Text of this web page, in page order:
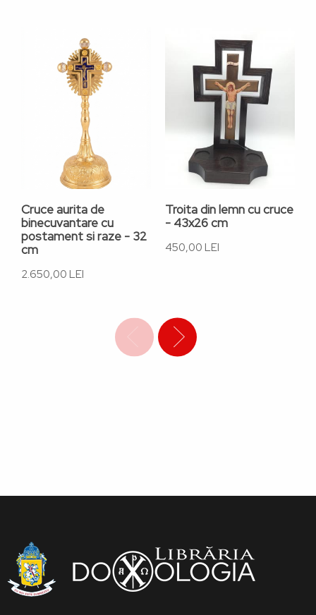
Cruce aurita de
binecuvantare cu
postament si raze - 32
cm
2.650,00 LEI
Troita din lemn cu cruce
- 43x26 cm
450,00 LEI